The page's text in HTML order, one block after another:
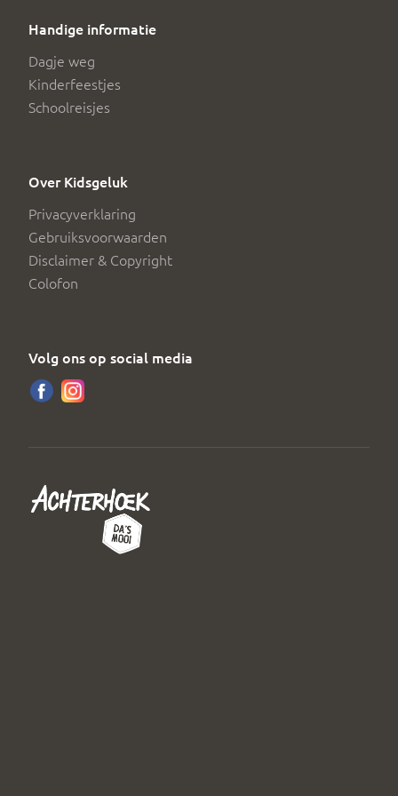
Handige informatie
Dagje weg
Kinderfeestjes
Schoolreisjes
Over Kidsgeluk
Privacyverklaring
Gebruiksvoorwaarden
Disclaimer & Copyright
Colofon
Volg ons op social media